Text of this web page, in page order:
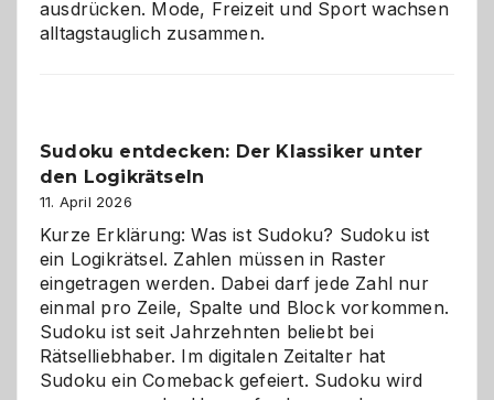
ausdrücken. Mode, Freizeit und Sport wachsen
alltagstauglich zusammen.
Sudoku entdecken: Der Klassiker unter
den Logikrätseln
11. April 2026
Kurze Erklärung: Was ist Sudoku? Sudoku ist
ein Logikrätsel. Zahlen müssen in Raster
eingetragen werden. Dabei darf jede Zahl nur
einmal pro Zeile, Spalte und Block vorkommen.
Sudoku ist seit Jahrzehnten beliebt bei
Rätselliebhaber. Im digitalen Zeitalter hat
Sudoku ein Comeback gefeiert. Sudoku wird